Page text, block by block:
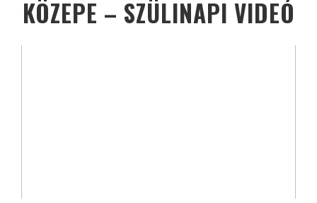
KÖZEPE – SZÜLINAPI VIDEÓ